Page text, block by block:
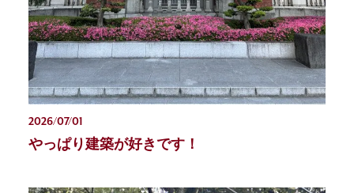
2026/07/01
やっぱり建築が好きです！